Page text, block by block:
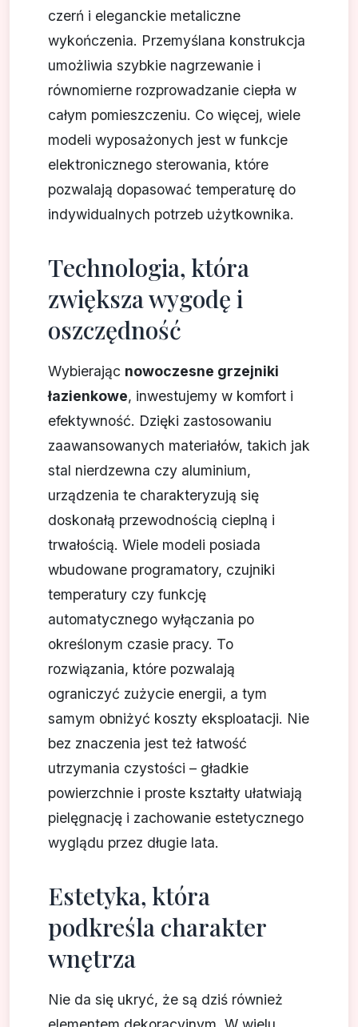
czerń i eleganckie metaliczne
wykończenia. Przemyślana konstrukcja
umożliwia szybkie nagrzewanie i
równomierne rozprowadzanie ciepła w
całym pomieszczeniu. Co więcej, wiele
modeli wyposażonych jest w funkcje
elektronicznego sterowania, które
pozwalają dopasować temperaturę do
indywidualnych potrzeb użytkownika.
Technologia, która
zwiększa wygodę i
oszczędność
Wybierając nowoczesne grzejniki
łazienkowe, inwestujemy w komfort i
efektywność. Dzięki zastosowaniu
zaawansowanych materiałów, takich jak
stal nierdzewna czy aluminium,
urządzenia te charakteryzują się
doskonałą przewodnością cieplną i
trwałością. Wiele modeli posiada
wbudowane programatory, czujniki
temperatury czy funkcję
automatycznego wyłączania po
określonym czasie pracy. To
rozwiązania, które pozwalają
ograniczyć zużycie energii, a tym
samym obniżyć koszty eksploatacji. Nie
bez znaczenia jest też łatwość
utrzymania czystości – gładkie
powierzchnie i proste kształty ułatwiają
pielęgnację i zachowanie estetycznego
wyglądu przez długie lata.
Estetyka, która
podkreśla charakter
wnętrza
Nie da się ukryć, że są dziś również